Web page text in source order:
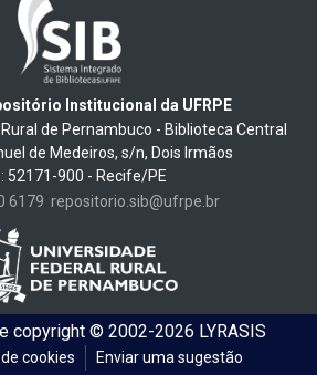
Institucional da UFRPE
de Pernambuco - Biblioteca Central
de Medeiros, s/n, Dois Irmãos
52171-900 - Recife/PE
6179 repositorio.sib@ufrpe.br
copyright © 2002-2026 LYRASIS
cookies Enviar uma sugestão